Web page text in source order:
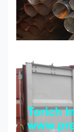
1820 12.5
नोट अन्य बाहरी
उपलब्ध हैं।सेक्शनल
शामिल है,बीएस